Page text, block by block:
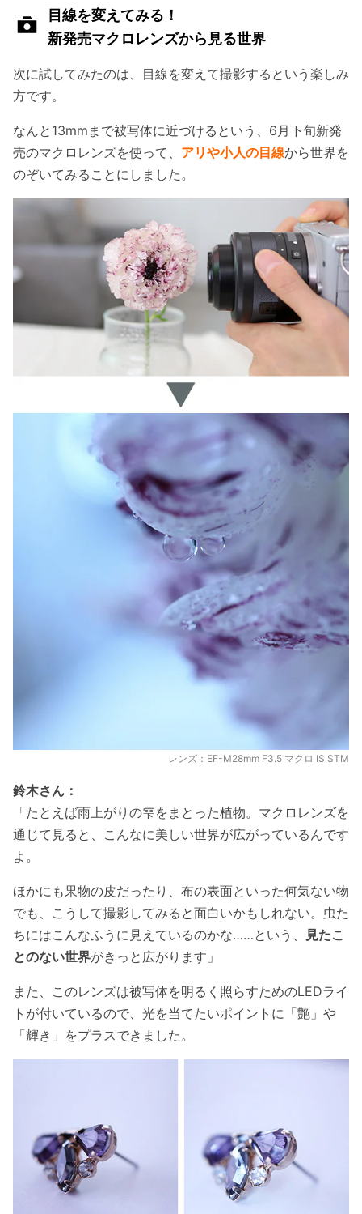
目線を変えてみる！
新発売マクロレンズから見る世界
次に試してみたのは、目線を変えて撮影するという楽しみ
方です。
なんと13mmまで被写体に近づけるという、6月下旬新発
売のマクロレンズを使って、 アリや小人の目線から世界を
のぞいてみることにしました。
レンズ：EF-M28mm F3.5 マクロ IS STM
鈴木さん：
「たとえば雨上がりの雫をまとった植物。マクロレンズを
通じて見ると、こんなに美しい世界が広がっているんです
よ。
ほかにも果物の皮だったり、布の表面といった何気ない物
でも、こうして撮影してみると面白いかもしれない。虫た
ちにはこんなふうに見えているのかな……という、
見たこ
とのない世界がきっと広がります」
また、このレンズは被写体を明るく照らすためのLEDライ
トが付いているので、光を当てたいポイントに「艶」や
「輝き」をプラスできました。